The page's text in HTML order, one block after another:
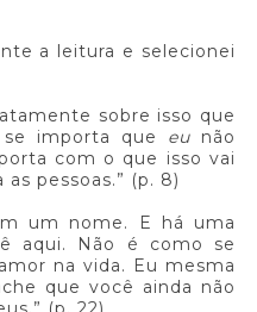
a leitura e selecionei
sobre isso que
importa que eu não
com o que isso vai
pessoas.” (p. 8)
um nome. E há uma
aqui. Não é como se
na vida. Eu mesma
que você ainda não